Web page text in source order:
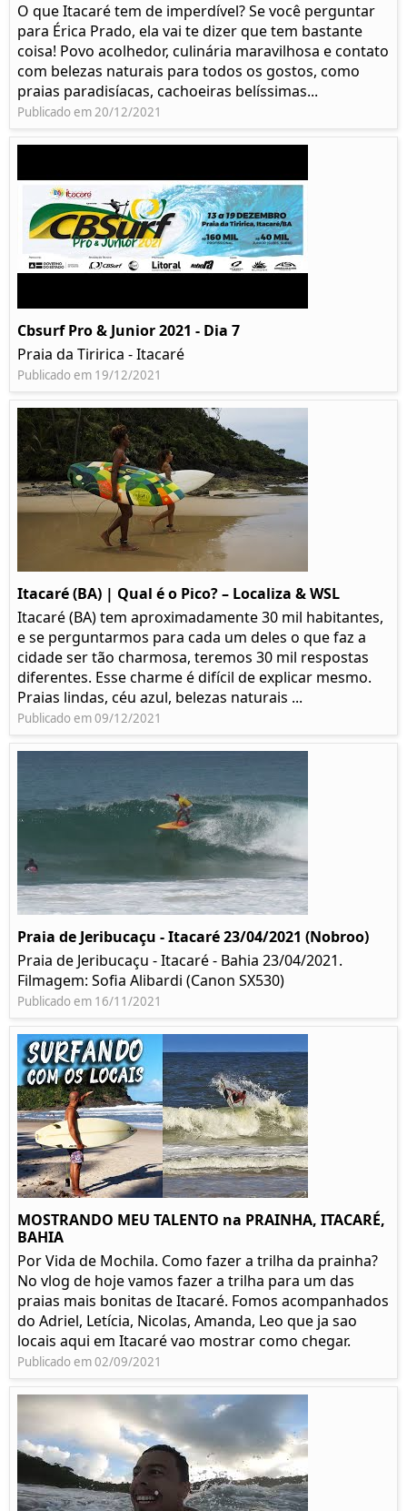
O que Itacaré tem de imperdível? Se você perguntar
para Érica Prado, ela vai te dizer que tem bastante
coisa!​ Povo acolhedor, culinária maravilhosa e contato
com belezas naturais para todos os gostos, como
praias paradisíacas, cachoeiras belíssimas...
Publicado em 20/12/2021
Cbsurf Pro & Junior 2021 - Dia 7
Praia da Tiririca - Itacaré
Publicado em 19/12/2021
Itacaré (BA) | Qual é o Pico? – Localiza & WSL​​
Itacaré (BA) tem aproximadamente 30 mil habitantes,
e se perguntarmos para cada um deles o que faz a
cidade ser tão charmosa, teremos 30 mil respostas
diferentes. Esse charme é difícil de explicar mesmo.
Praias lindas, céu azul, belezas naturais ...
Publicado em 09/12/2021
Praia de Jeribucaçu - Itacaré 23/04/2021 (Nobroo)
Praia de Jeribucaçu - Itacaré - Bahia 23/04/2021.
Filmagem: Sofia Alibardi (Canon SX530)
Publicado em 16/11/2021
MOSTRANDO MEU TALENTO na PRAINHA, ITACARÉ,
BAHIA
Por Vida de Mochila. Como fazer a trilha da prainha?
No vlog de hoje vamos fazer a trilha para um das
praias mais bonitas de Itacaré. Fomos acompanhados
do Adriel, Letícia, Nicolas, Amanda, Leo que ja sao
locais aqui em Itacaré vao mostrar como chegar.
Publicado em 02/09/2021